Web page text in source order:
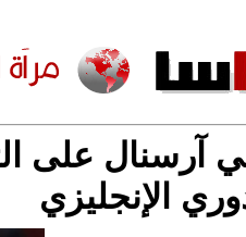
آرسنال على
الإنجليزي